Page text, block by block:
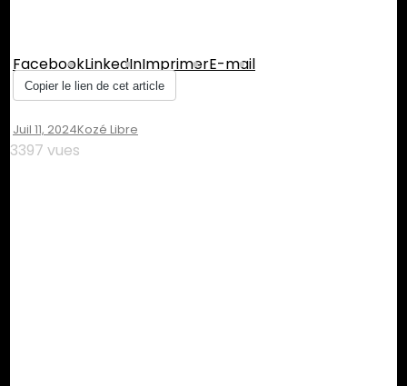
FacebookLinkedInImprimerE-mail
Copier le lien de cet article
Juil 11, 2024Kozé Libre
3397 vues